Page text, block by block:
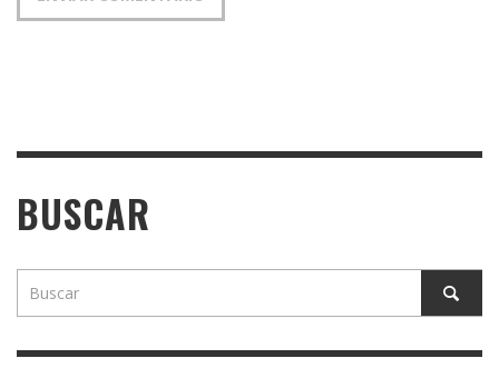
BUSCAR